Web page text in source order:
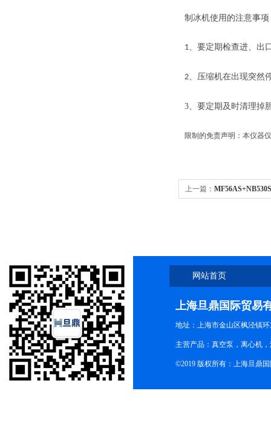
制冰机使用的注意事项
1、要定期检查进、出
2、压缩机在出现突然
3、 要定期及时清理掉
限制的免责声明：本仪器
上一篇：
网站首页
上海旦鼎国际贸易
地址：上海市金山区枫泾镇
主营产品：真空泵，离心机
©2019 版权所有：上海旦鼎